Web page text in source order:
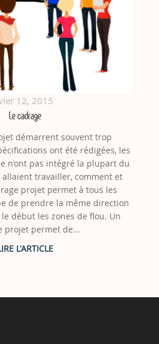
12, 2015
Le cadrage
démarrent souvent trop
ont été rédigées, les
n’ont pas intégré la plupart du
travailler, comment et
projet permet à tous les
de prendre la même direction
début les zones de flou. Un
projet permet de...